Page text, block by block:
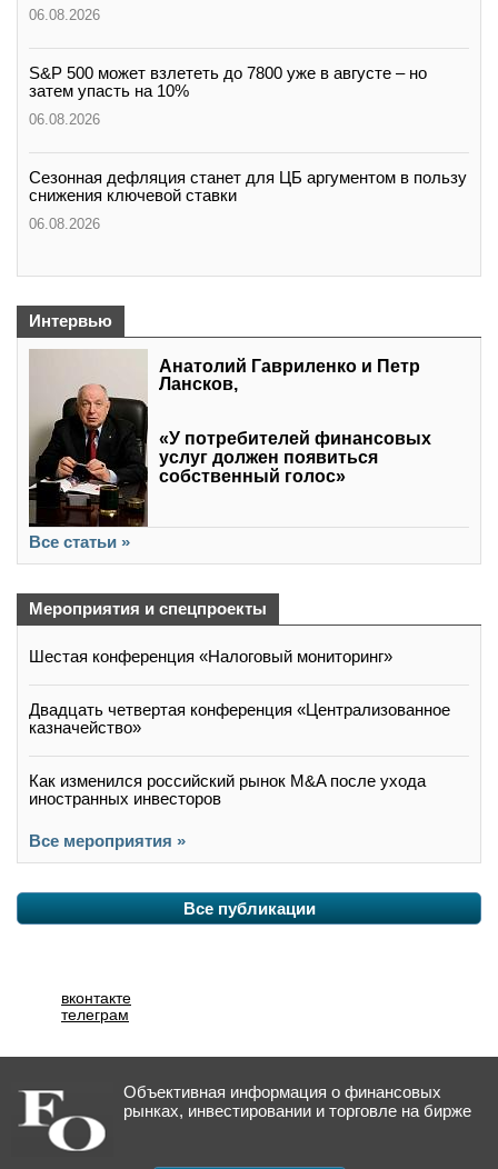
06.08.2026
S&P 500 может взлететь до 7800 уже в августе – но
затем упасть на 10%
06.08.2026
Сезонная дефляция станет для ЦБ аргументом в пользу
снижения ключевой ставки
06.08.2026
Интервью
Анатолий Гавриленко и Петр
Лансков,
«У потребителей финансовых
услуг должен появиться
собственный голос»
Все статьи »
Мероприятия и спецпроекты
Шестая конференция «Налоговый мониторинг»
Двадцать четвертая конференция «Централизованное
казначейство»
Как изменился российский рынок M&A после ухода
иностранных инвесторов
Все мероприятия »
Все публикации
вконтакте
телеграм
Объективная информация о финансовых
рынках, инвестировании и торговле на бирже